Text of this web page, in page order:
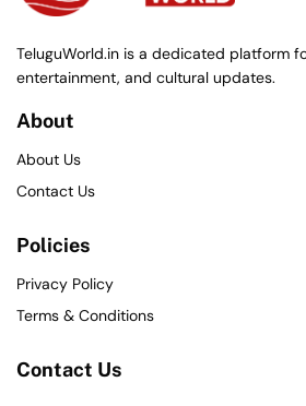
TeluguWorld.in is a dedicated platform
entertainment, and cultural updates.
About
About Us
Contact Us
Policies
Privacy Policy
Terms & Conditions
Contact Us